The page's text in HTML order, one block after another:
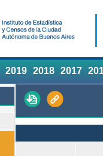
2019 2018 2017